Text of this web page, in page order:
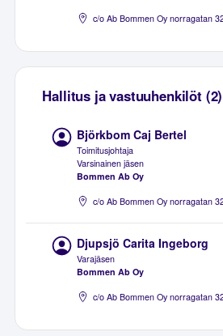
c/o Ab Bommen Oy norragatan
Hallitus ja vastuuhenkilöt (2)
Björkbom Caj Bertel
Toimitusjohtaja
Varsinainen jäsen
Bommen Ab Oy
c/o Ab Bommen Oy norragatan
Djupsjö Carita Ingeborg
Varajäsen
Bommen Ab Oy
c/o Ab Bommen Oy norragatan